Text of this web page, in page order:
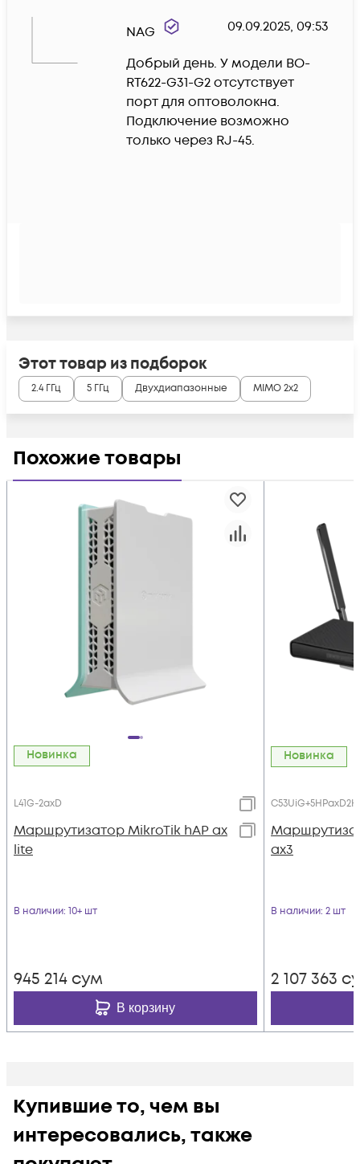
NAG 09.09.2025, 09:53
Добрый день. У модели BO-
RT622-G31-G2 отсутствует
порт для оптоволокна.
Подключение возможно
только через RJ-45.
Этот товар из подборок
2.4 ГГц 5 ГГц Двухдиапазонные MIMO 2x2
Похожие товары
Новинка
L41G-2axD
Маршрутизатор MikroTik hAP ax
lite
В наличии: 10+ шт
945 214 сум
В корзину
Новинка
ax3
В наличии: 2 шт
2 107 363
Купившие то, чем вы
интересовались, также